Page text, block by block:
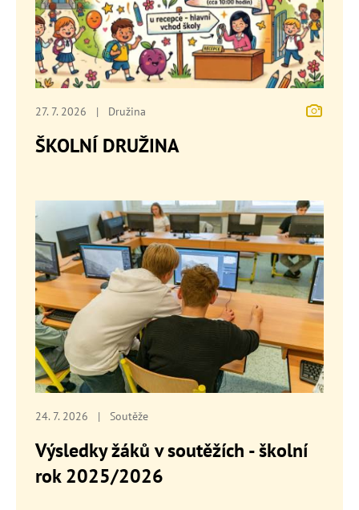
27. 7. 2026 | Družina
ŠKOLNÍ DRUŽINA
24. 7. 2026 | Soutěže
Výsledky žáků v soutěžích - školní
rok 2025/2026